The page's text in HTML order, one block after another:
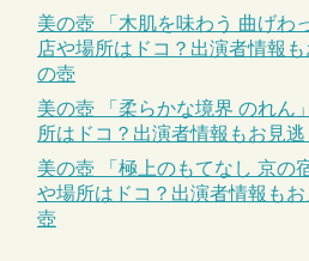
美の壺 「木肌を味わう 曲げわ
店や場所はドコ？出演者情報
の壺
美の壺 「柔らかな境界 のれん
所はドコ？出演者情報もお見
美の壺 「極上のもてなし 京の
や場所はドコ？出演者情報も
壺